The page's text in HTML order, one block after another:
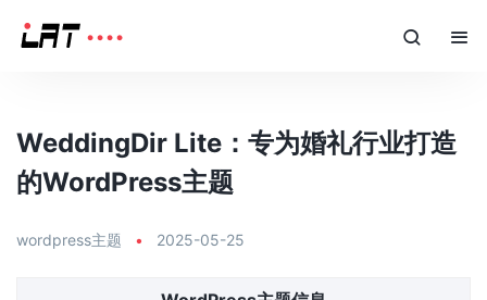
WeddingDir Lite：专为婚礼行业打造
的WordPress主题
wordpress主题 • 2025-05-25